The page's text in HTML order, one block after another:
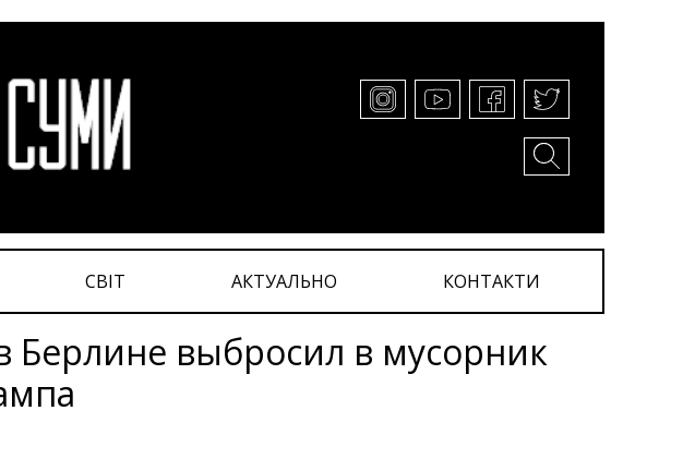
СВІТ АКТУАЛЬНО КОНТАКТИ
Берлине выбросил в мусорник